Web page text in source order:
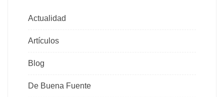
Actualidad
Artículos
Blog
De Buena Fuente